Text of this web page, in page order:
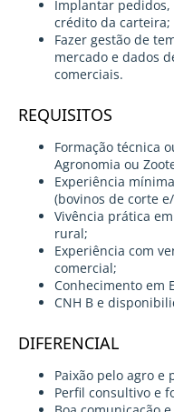
Implantar
crédito da carteira;
Fazer gestão de
mercado e dados
comerciais.
REQUISITOS
Formação técnica
Agronomia ou
Experiência
(bovinos de corte
Vivência prática
rural;
Experiência com
comercial;
Conhecimento em
CNH B e
DIFERENCIAL
Paixão pelo agro e
Perfil consultivo e